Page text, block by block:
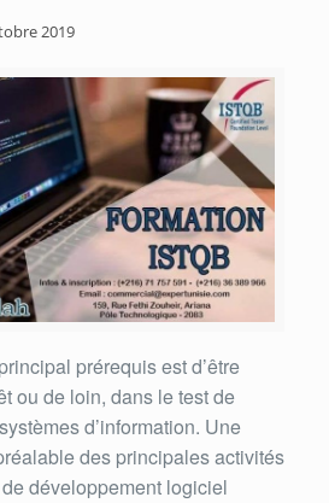
2019
prérequis est d’être
ou de loin, dans le test de
d’information. Une
des principales activités
développement logiciel